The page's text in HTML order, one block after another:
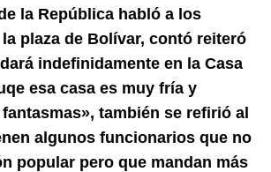
la República habló a los
plaza de Bolívar, contó reiteró
indefinidamente en la Casa
esa casa es muy fría y
también se refirió al
algunos funcionarios que no
popular pero que mandan más